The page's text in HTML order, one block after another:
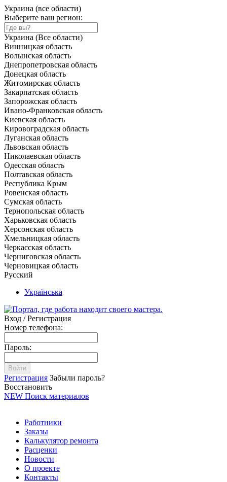
Украина (все области)
Выберите ваш регион:
Украина (Все области)
Винницкая область
Волынская область
Днепропетровская область
Донецкая область
Житомирская область
Закарпатская область
Запорожская область
Ивано-Франковская область
Киевская область
Кировоградская область
Луганская область
Львовская область
Николаевская область
Одесская область
Полтавская область
Республика Крым
Ровенская область
Сумская область
Тернопольская область
Харьковская область
Херсонская область
Хмельницкая область
Черкасская область
Черниговская область
Черновицкая область
Русский
Українська
Вход / Регистрация
Номер телефона:
Пароль:
Войти
Регистрация Забыли пароль?
Восстановить
NEW Поиск материалов
Работники
Заказы
Калькулятор ремонта
Расценки
Новости
О проекте
Контакты